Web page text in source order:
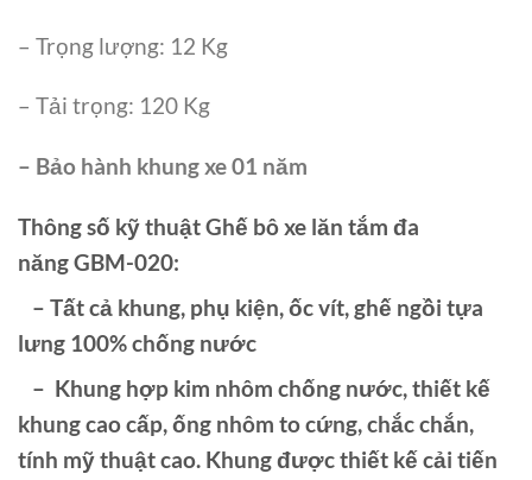
– Trọng lượng: 12 Kg
– Tải trọng: 120 Kg
– Bảo hành khung xe 01 năm
Thông số kỹ thuật Ghế bô xe lăn tắm đa
năng GBM-020:
– Tất cả khung, phụ kiện, ốc vít, ghế ngồi tựa
lưng 100% chống nước
– Khung hợp kim nhôm chống nước, thiết kế
khung cao cấp, ống nhôm to cứng, chắc chắn,
tính mỹ thuật cao. Khung được thiết kế cải tiến